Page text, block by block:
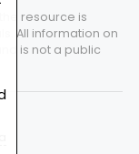
resource is
All information on
is not a public